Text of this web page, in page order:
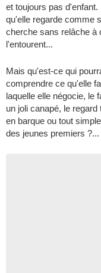
et toujours pas
qu'elle regarde comme
cherche sans relâche à
l'entourent...
Mais qu'est-ce qui
comprendre ce qu'elle
laquelle elle négocie, le
un joli canapé, le
en barque ou tout
des jeunes premiers ?...